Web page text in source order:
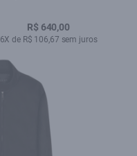
R$ 640,00
6X de R$ 106,67 sem juros